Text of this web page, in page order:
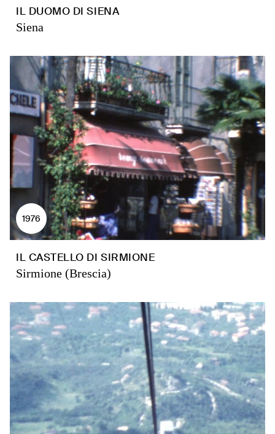
IL DUOMO DI SIENA
Siena
1976
IL CASTELLO DI SIRMIONE
Sirmione (Brescia)